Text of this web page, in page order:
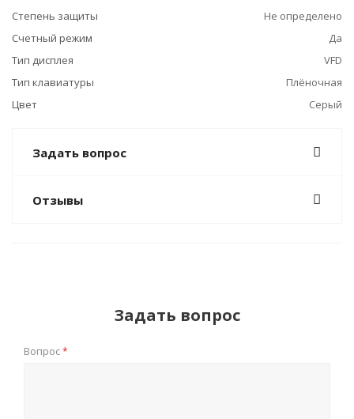
Степень защиты
Не определено
Счетный режим
Да
Тип дисплея
VFD
Тип клавиатуры
Плёночная
Цвет
Серый
Задать вопрос
Отзывы
Задать вопрос
Вопрос*